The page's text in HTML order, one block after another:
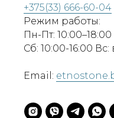
+375(33) 666-60-04
Режим работы:
Пн-Пт: 10:00–18:00
Сб: 10:00-16:00
Email: